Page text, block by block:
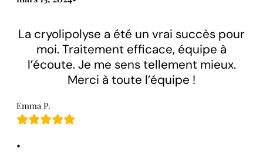
La cryolipolyse a été un vrai succès pour
moi. Traitement efficace, équipe à
l’écoute. Je me sens tellement mieux.
Merci à toute l’équipe !
Emma P.
•